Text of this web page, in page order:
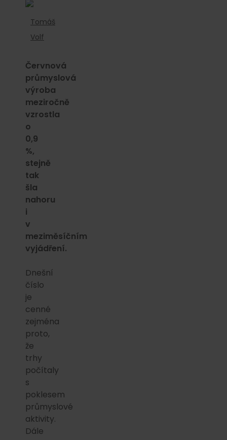
Tomáš
Volf
Červnová
průmyslová
výroba
meziročně
vzrostla
o
0,9
%,
stejně
tak
šla
nahoru
i
v
meziměsíčním
vyjádření.
Dnešní
číslo
je
cenné
zejména
proto,
že
trhy
počítaly
s
poklesem
průmyslové
aktivity.
Dále